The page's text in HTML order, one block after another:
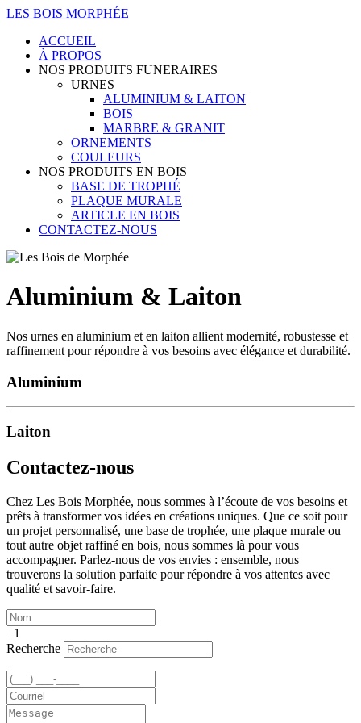
LES BOIS MORPHÉE
ACCUEIL
À PROPOS
NOS PRODUITS FUNERAIRES
URNES
ALUMINIUM & LAITON
BOIS
MARBRE & GRANIT
ORNEMENTS
COULEURS
NOS PRODUITS EN BOIS
BASE DE TROPHÉ
PLAQUE MURALE
ARTICLE EN BOIS
CONTACTEZ-NOUS
Aluminium & Laiton
Nos urnes en aluminium et en laiton allient modernité, robustesse et
raffinement pour répondre à vos besoins avec élégance et durabilité.
Aluminium
Laiton
Contactez-nous
Chez Les Bois Morphée, nous sommes à l’écoute de vos besoins et
prêts à transformer vos idées en créations uniques. Que ce soit pour
un projet personnalisé, une base de trophée, une plaque murale ou
tout autre objet raffiné en bois, nous sommes là pour vous
accompagner. Parlez-nous de vos envies : ensemble, nous
trouverons la solution parfaite pour répondre à vos attentes avec
qualité et savoir-faire.
+1
Recherche